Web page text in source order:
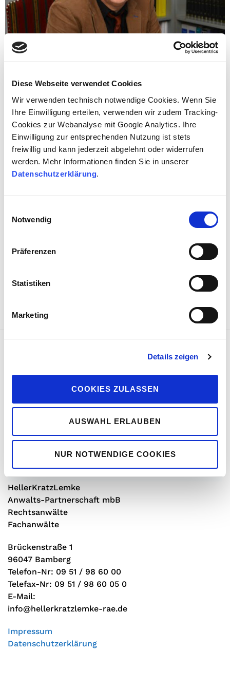
Diese Webseite verwendet Cookies
Wir verwenden technisch notwendige Cookies. Wenn Sie
Ihre Einwilligung erteilen, verwenden wir zudem Tracking-
Cookies zur Webanalyse mit Google Analytics. Ihre
Einwilligung zur entsprechenden Nutzung ist stets
freiwillig und kann jederzeit abgelehnt oder widerrufen
werden. Mehr Informationen finden Sie in unserer
Datenschutzerklärung.
Notwendig
Präferenzen
Statistiken
Marketing
Details zeigen
COOKIES ZULASSEN
AUSWAHL ERLAUBEN
NUR NOTWENDIGE COOKIES
Gerolf Kratz †
RECHTSANWALT UND FACHANWALT FÜR FAMILIENRECHT UND
ERBRECHT
höchst zuverlässiger Partner und Freund, ein
verehrenswürdiger Chef hat uns für immer verlassen.
In unserer Erinnerung und in unseren Herzen wird unser
HellerKratzLemke
Anwalts-Partnerschaft mbB
Rechtsanwälte
Fachanwälte
Brückenstraße 1
96047 Bamberg
Telefon-Nr: 09 51 / 98 60 00
Telefax-Nr: 09 51 / 98 60 05 0
E-Mail:
info@hellerkratzlemke-rae.de
Impressum
Datenschutzerklärung